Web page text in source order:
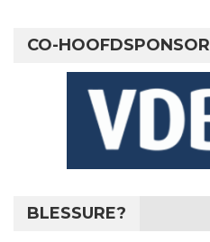
CO-HOOFDSPONSOR
BLESSURE?